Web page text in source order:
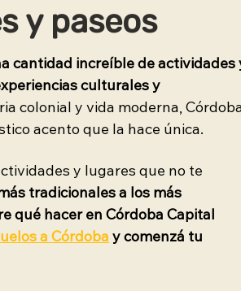
y paseos
cantidad increíble de actividades
culturales y
colonial y vida moderna,
acento que la hace única.
y lugares que no te
tradicionales a los más
qué hacer en Córdoba Capital
a Córdoba y comenzá tu